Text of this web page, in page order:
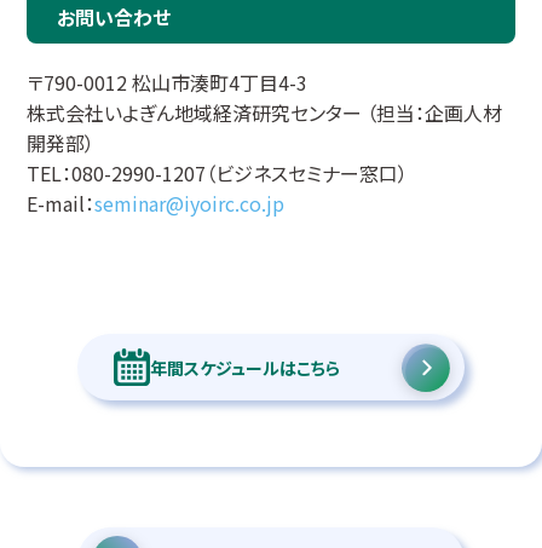
お問い合わせ
〒790-0012 松山市湊町4丁目4-3
株式会社いよぎん地域経済研究センター （担当：企画人材
開発部）
TEL：080-2990-1207（ビジネスセミナー窓口）
E-mail：seminar@iyoirc.co.jp
年間スケジュールはこちら